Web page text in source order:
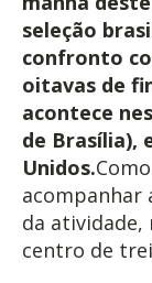
seleção
confronto
oitavas de
acontece
de Brasília),
Unidos.
acompanhar
da atividade,
centro de